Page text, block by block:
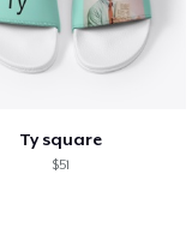
Ty square
$51